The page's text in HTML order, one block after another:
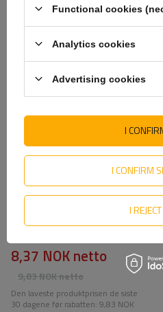
SE
konturtape i segmenter - 1
9,83 NOKnetto
8,37 NOKnetto
Den laveste produktprisen de siste
30 dagene før rabatten: 9,83 NOK
Functional cookies
Analytics cookies
Advertising cookies
I CONFIRM
I
I